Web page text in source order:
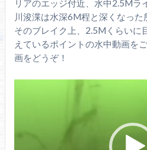
リアのエッジ付近、水中2.5Mラ
川浚渫は水深6M程と深くなっ
そのブレイク上、2.5Mくらいに
えているポイントの水中動画を
画をどうぞ！